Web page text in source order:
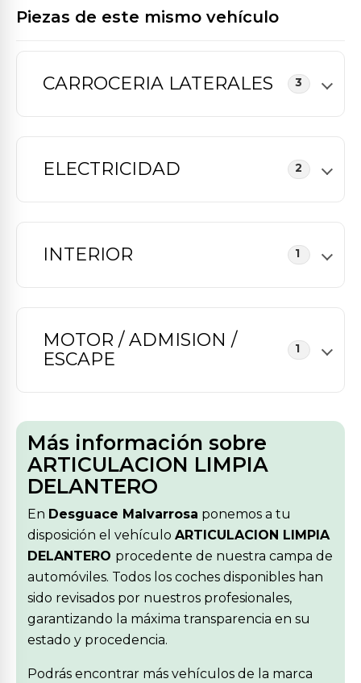
Piezas de este mismo vehículo
CARROCERIA LATERALES 3
ELECTRICIDAD 2
INTERIOR 1
MOTOR / ADMISION /
ESCAPE
1
Más información sobre
ARTICULACION LIMPIA
DELANTERO
En Desguace Malvarrosa ponemos a tu
disposición el vehículo ARTICULACION LIMPIA
DELANTERO procedente de nuestra campa de
automóviles. Todos los coches disponibles han
sido revisados por nuestros profesionales,
garantizando la máxima transparencia en su
estado y procedencia.
Podrás encontrar más vehículos de la marca